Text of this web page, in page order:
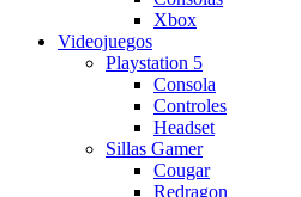
Xbox
Videojuegos
Playstation 5
Consola
Controles
Headset
Sillas Gamer
Cougar
Redragon